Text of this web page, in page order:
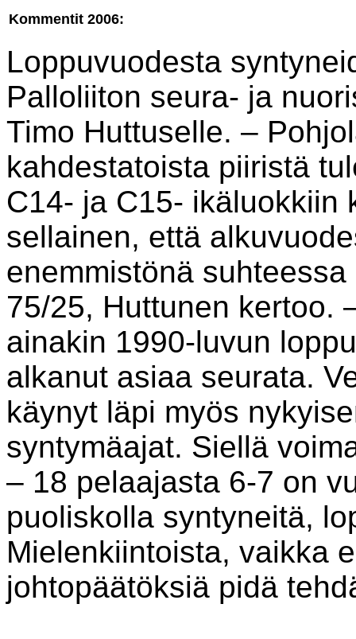
Kommentit 2006:
Loppuvuodesta
Palloliiton seura- ja
Timo Huttuselle. –
kahdestatoista piiristä
C14- ja C15- ikäluokkiin
sellainen, että
enemmistönä
75/25, Huttunen kertoo.
ainakin 1990-luvun
alkanut asiaa seurata.
käynyt läpi myös
syntymäajat. Siellä
– 18 pelaajasta 6-7 on
puoliskolla syntyneitä,
Mielenkiintoista, vaikka
johtopäätöksiä pidä